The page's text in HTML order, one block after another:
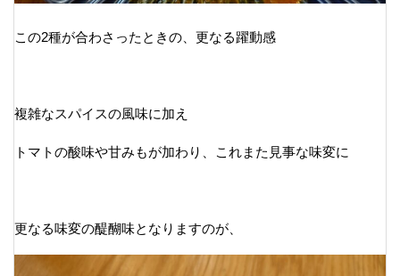
この2種が合わさったときの、更なる躍動感
複雑なスパイスの風味に加え
トマトの酸味や甘みもが加わり、これまた見事な味変に
更なる味変の醍醐味となりますのが、